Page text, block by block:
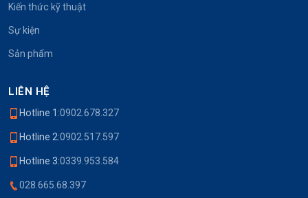
Kiến thức kỹ thuật
Sự kiện
Sản phẩm
LIÊN HỆ
Hotline 1:0902.678.327
Hotline 2:0902.517.597
Hotline 3:0339.953.584
028.665.68.397